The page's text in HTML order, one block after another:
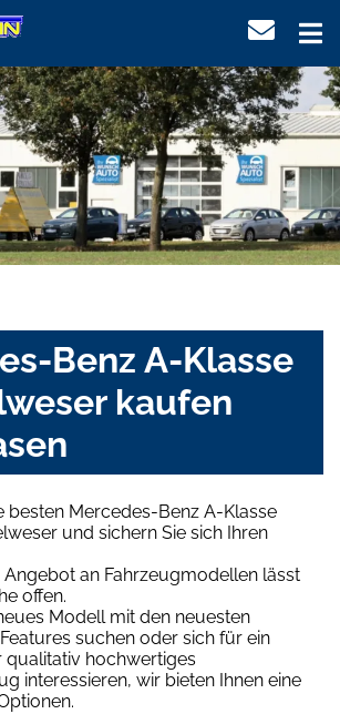
Benz A-Klasse
kaufen
besten Mercedes-Benz A-Klasse
und sichern Sie sich Ihren
an Fahrzeugmodellen lässt
offen.
Modell mit den neuesten
suchen oder sich für ein
qualitativ hochwertiges
interessieren, wir bieten Ihnen eine